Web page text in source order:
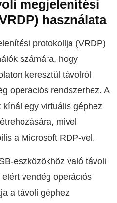
megjelenítési
használata
protokollja (VRDP)
számára, hogy
keresztül távolról
operációs rendszerhez. A
egy virtuális géphez
mivel
a Microsoft RDP-vel.
eszközökhöz való távoli
vendég operációs
a távoli géphez